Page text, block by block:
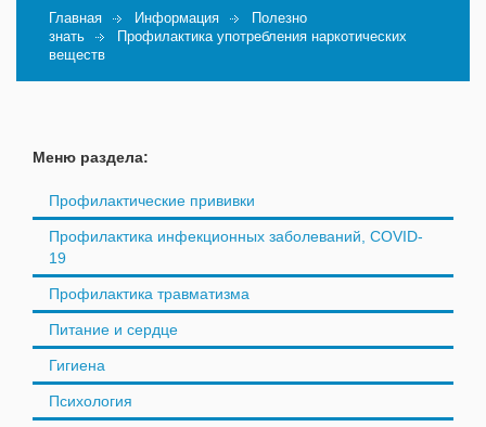
Главная Информация
Полезно
знать
Профилактика употребления наркотических
веществ
Меню раздела:
Профилактические прививки
Профилактика инфекционных заболеваний, COVID-
19
Профилактика травматизма
Питание и сердце
Гигиена
Психология